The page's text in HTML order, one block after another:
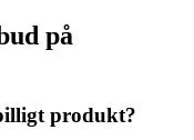
på
produkt?